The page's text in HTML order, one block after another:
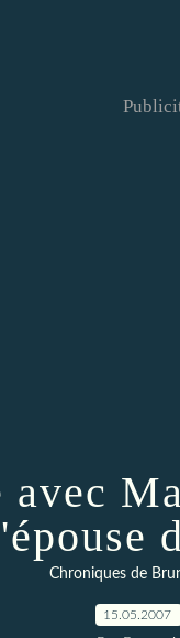
avec
Chroniques de
15.05.2007